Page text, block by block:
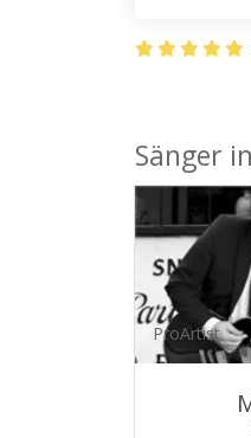
Sänger
ProArtist